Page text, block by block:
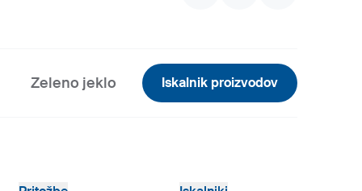
Zeleno jeklo Iskalnik proizvodov